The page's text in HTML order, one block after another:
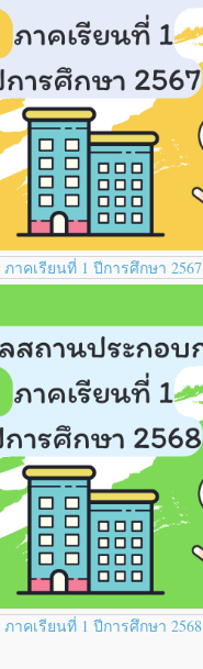
าคเรียนที่ 1 ปีการศึกษา 2567
าคเรียนที่ 1 ปีการศึกษา 2568